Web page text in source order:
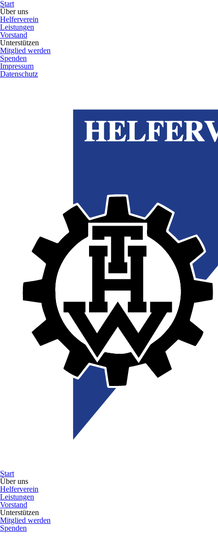
Start
Über uns
Helferverein
Leistungen
Vorstand
Unterstützen
Mitglied werden
Spenden
Impressum
Datenschutz
Start
Über uns
Helferverein
Leistungen
Vorstand
Unterstützen
Mitglied werden
Spenden